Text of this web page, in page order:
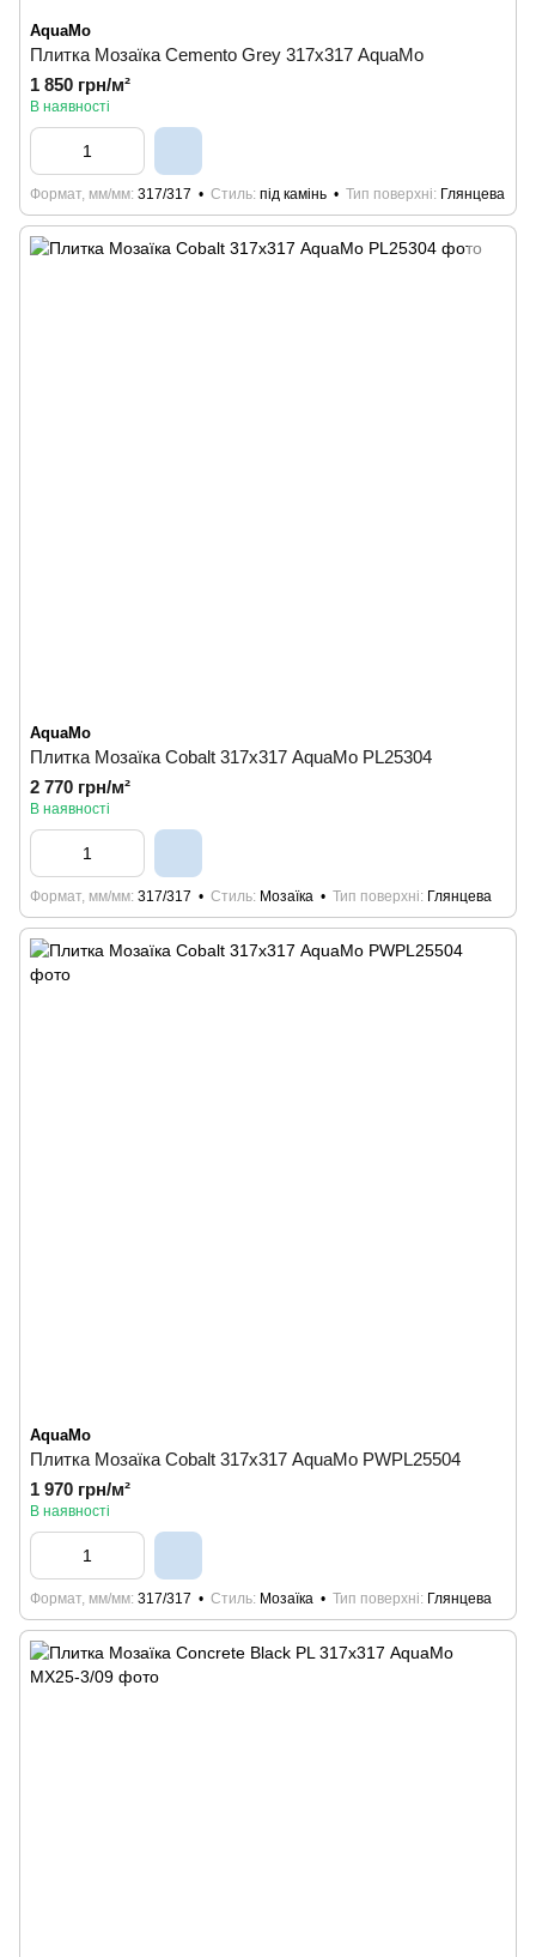
AquaMo
Плитка Мозаїка Cemento Grey 317х317 AquaMo
1 850 грн/м²
В наявності
Формат, мм/мм 317/317 Стиль під камінь Тип поверхні Глянцева
AquaMo
Плитка Мозаїка Cobalt 317х317 AquaMo PL25304
2 770 грн/м²
В наявності
Формат, мм/мм 317/317 Стиль Мозаїка Тип поверхні Глянцева
AquaMo
Плитка Мозаїка Cobalt 317х317 AquaMo PWPL25504
1 970 грн/м²
В наявності
Формат, мм/мм 317/317 Стиль Мозаїка Тип поверхні Глянцева